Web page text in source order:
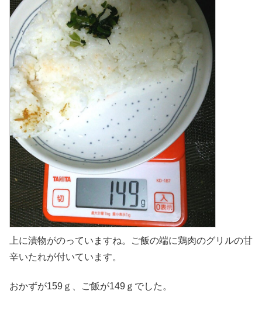
上に漬物がのっていますね。ご飯の端に鶏肉のグリルの甘
辛いたれが付いています。
おかずが159ｇ、ご飯が149ｇでした。